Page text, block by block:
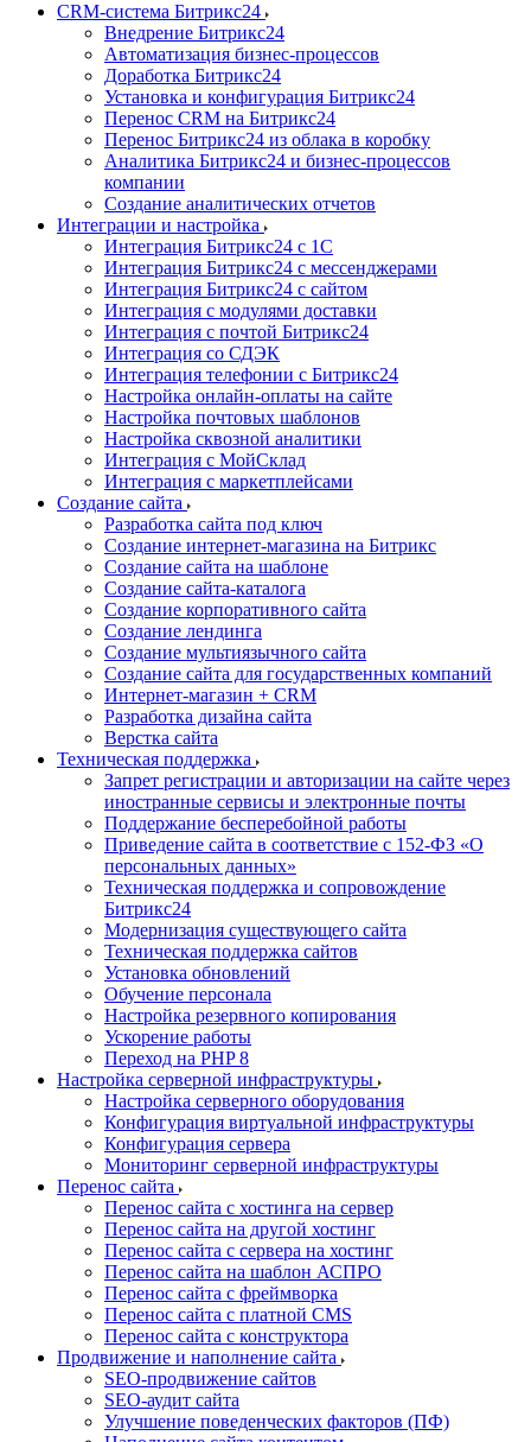
CRM-система Битрикс24
Внедрение Битрикс24
Автоматизация бизнес-процессов
Доработка Битрикс24
Установка и конфигурация Битрикс24
Перенос CRM на Битрикс24
Перенос Битрикс24 из облака в коробку
Аналитика Битрикс24 и бизнес-процессов
компании
Создание аналитических отчетов
Интеграции и настройка
Интеграция Битрикс24 с 1С
Интеграция Битрикс24 с мессенджерами
Интеграция Битрикс24 с сайтом
Интеграция с модулями доставки
Интеграция с почтой Битрикс24
Интеграция со СДЭК
Интеграция телефонии с Битрикс24
Настройка онлайн-оплаты на сайте
Настройка почтовых шаблонов
Настройка сквозной аналитики
Интеграция с МойСклад
Интеграция с маркетплейсами
Создание сайта
Разработка сайта под ключ
Создание интернет-магазина на Битрикс
Создание сайта на шаблоне
Создание сайта-каталога
Создание корпоративного сайта
Создание лендинга
Создание мультиязычного сайта
Создание сайта для государственных компаний
Интернет-магазин + CRM
Разработка дизайна сайта
Верстка сайта
Техническая поддержка
Запрет регистрации и авторизации на сайте через
иностранные сервисы и электронные почты
Поддержание бесперебойной работы
Приведение сайта в соответствие с 152-ФЗ «О
персональных данных»
Техническая поддержка и сопровождение
Битрикс24
Модернизация существующего сайта
Техническая поддержка сайтов
Установка обновлений
Обучение персонала
Настройка резервного копирования
Ускорение работы
Переход на PHP 8
Настройка серверной инфраструктуры
Настройка серверного оборудования
Конфигурация виртуальной инфраструктуры
Конфигурация сервера
Мониторинг серверной инфраструктуры
Перенос сайта
Перенос сайта с хостинга на сервер
Перенос сайта на другой хостинг
Перенос сайта с сервера на хостинг
Перенос сайта на шаблон АСПРО
Перенос сайта с фреймворка
Перенос сайта с платной CMS
Перенос сайта с конструктора
Продвижение и наполнение сайта
SEO-продвижение сайтов
SEO-аудит сайта
Улучшение поведенческих факторов (ПФ)